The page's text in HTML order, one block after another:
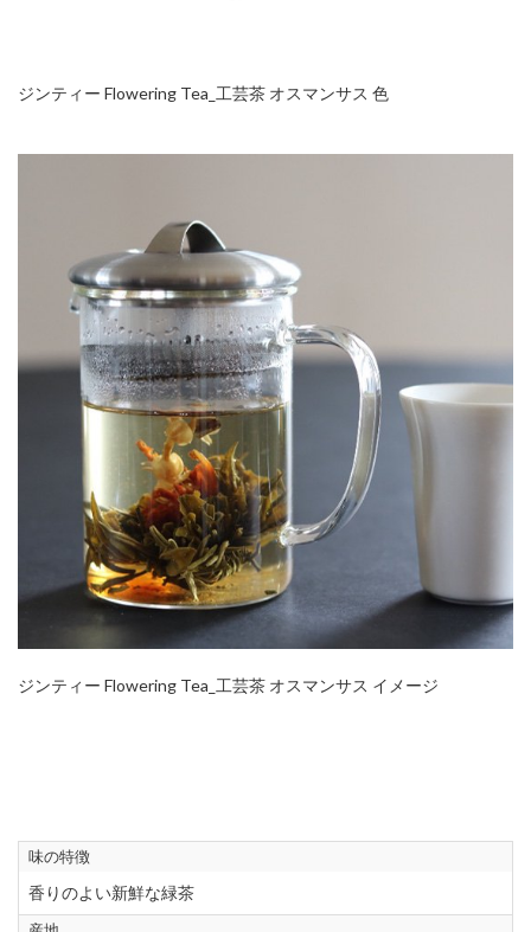
ジンティー Flowering Tea_工芸茶 オスマンサス 色
ジンティー Flowering Tea_工芸茶 オスマンサス イメージ
味の特徴
香りのよい新鮮な緑茶